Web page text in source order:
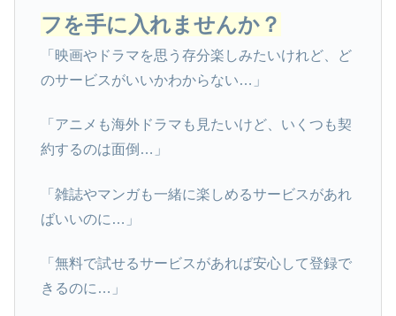
フを手に入れませんか？
「映画やドラマを思う存分楽しみたいけれど、ど
のサービスがいいかわからない…」
「アニメも海外ドラマも見たいけど、いくつも契
約するのは面倒…」
「雑誌やマンガも一緒に楽しめるサービスがあれ
ばいいのに…」
「無料で試せるサービスがあれば安心して登録で
きるのに…」